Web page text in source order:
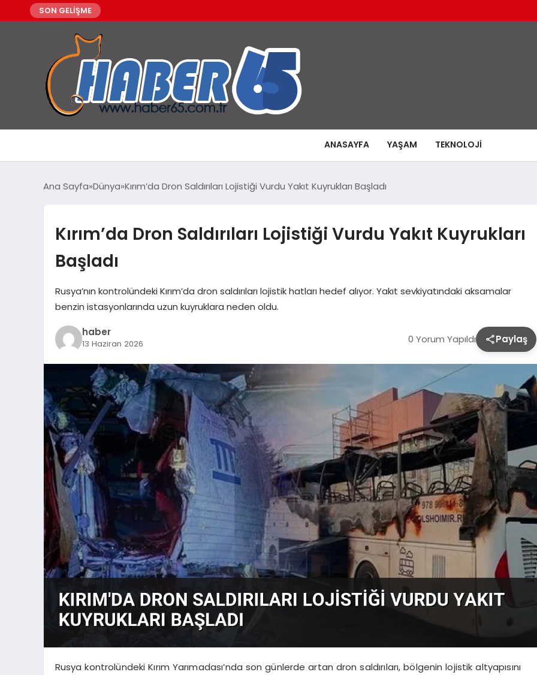
SON GELİŞME
ANASAYFA YAŞAM TEKNOLOJI
Ana Sayfa Dünya Kırım’da Dron Saldırıları Lojistiği Vurdu Yakıt Kuyrukları Başladı
Kırım’da Dron Saldırıları Lojistiği Vurdu Yakıt Kuyrukları
Başladı
Rusya’nın kontrolündeki Kırım’da dron saldırıları lojistik hatları hedef alıyor. Yakıt sevkiyatındaki aksamalar
benzin istasyonlarında uzun kuyruklara neden oldu.
haber
13 Haziran 2026 0 Yorum Yapıldı Paylaş
Rusya kontrolündeki Kırım Yarımadası’nda son günlerde artan dron saldırıları, bölgenin lojistik altyapısını